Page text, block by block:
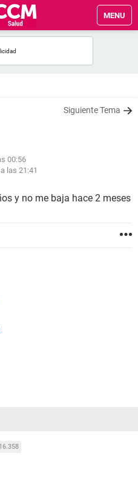
MENU
Siguiente Tema
00:56
las 21:41
y no me baja hace 2 meses
16.358